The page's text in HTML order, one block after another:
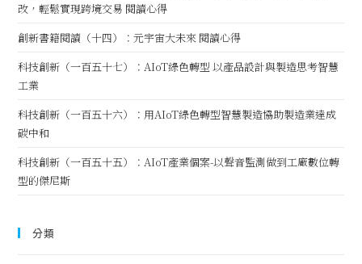
改，輕鬆實現跨境交易 閱讀心得
創新書籍閱讀（十四）：元宇宙大未來 閱讀心得
科技創新（一百五十七）：AIoT綠色轉型 以產品設計與製造思考智慧
工業
科技創新（一百五十六）：用AIoT綠色轉型智慧製造協助製造業達成
碳中和
科技創新（一百五十五）：AIoT產業個案-以聲音監測做到工廠數位轉
型的傑尼斯
分類